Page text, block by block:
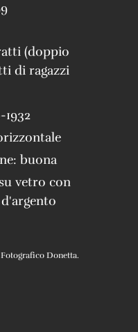
(doppio
di ragazzi
1932
buona
vetro con
Donetta.